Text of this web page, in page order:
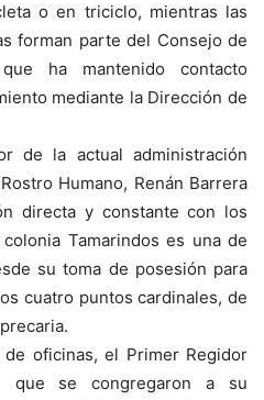
o en triciclo, mientras las
forman parte del Consejo de
ha mantenido contacto
mediante la Dirección de
de la actual administración
Humano, Renán Barrera
directa y constante con los
Tamarindos es una de
su toma de posesión para
cuatro puntos cardinales, de
oficinas, el Primer Regidor
que se congregaron a su